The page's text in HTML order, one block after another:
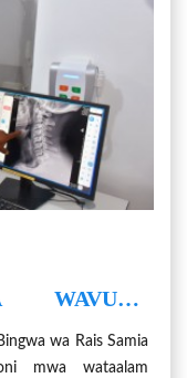
wa Rais Samia
mwa wataalam